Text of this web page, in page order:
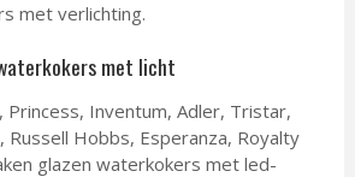
met verlichting.
met licht
Princess, Inventum, Adler, Tristar,
Russell Hobbs, Esperanza, Royalty
glazen waterkokers met led-